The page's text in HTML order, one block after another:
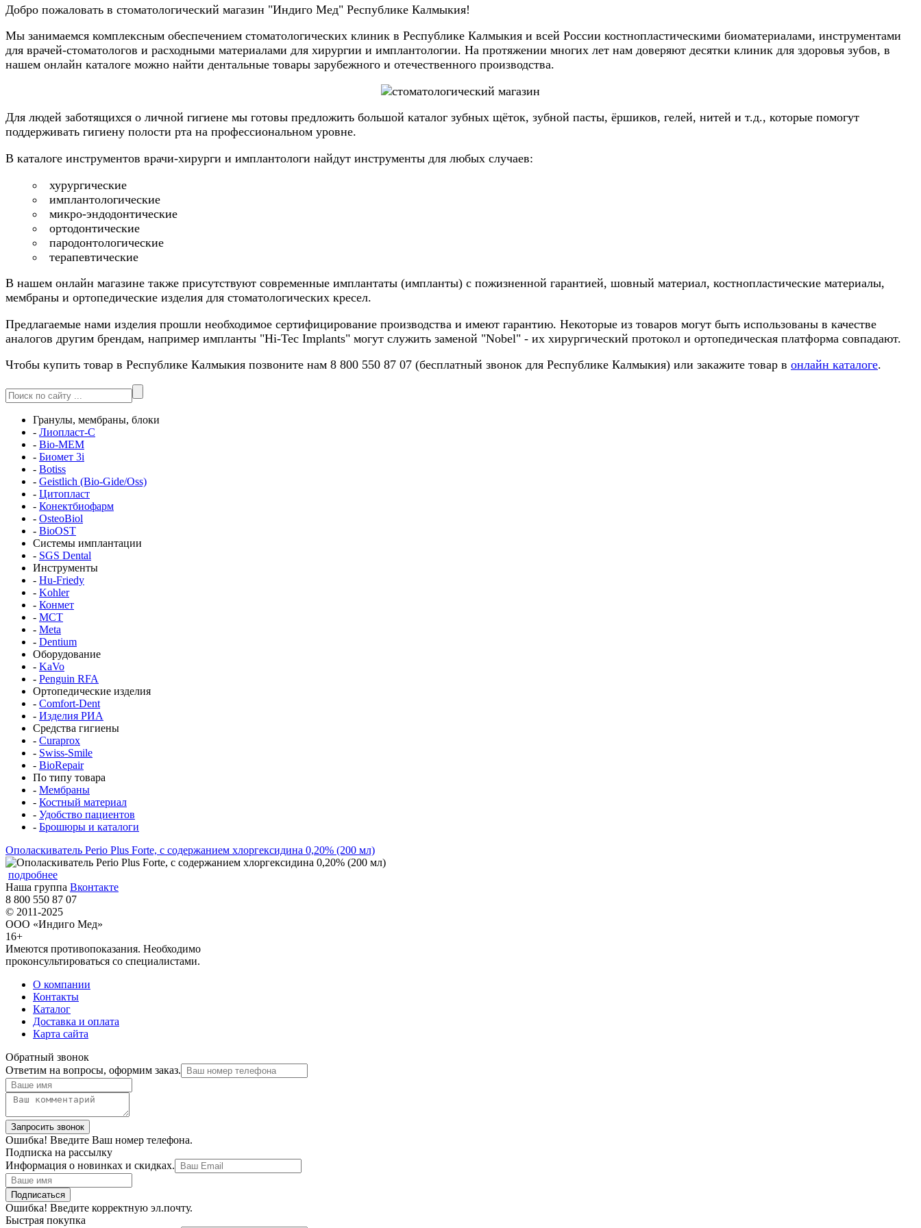
Добро пожаловать в стоматологический магазин "Индиго Мед" Республике Калмыкия!
Мы занимаемся комплексным обеспечением стоматологических клиник в Республике Калмыкия и всей России костнопластическими биоматериалами, инструментами
для врачей-стоматологов и расходными материалами для хирургии и имплантологии. На протяжении многих лет нам доверяют десятки клиник для здоровья зубов, в
нашем онлайн каталоге можно найти дентальные товары зарубежного и отечественного производства.
Для людей заботящихся о личной гигиене мы готовы предложить большой каталог зубных щёток, зубной пасты, ёршиков, гелей, нитей и т.д., которые помогут
поддерживать гигиену полости рта на профессиональном уровне.
В каталоге инструментов врачи-хирурги и имплантологи найдут инструменты для любых случаев:
хурургические
имплантологические
микро-эндодонтические
ортодонтические
пародонтологические
терапевтические
В нашем онлайн магазине также присутствуют современные имплантаты (импланты) с пожизненной гарантией, шовный материал, костнопластические материалы,
мембраны и ортопедические изделия для стоматологических кресел.
Предлагаемые нами изделия прошли необходимое сертифицирование производства и имеют гарантию. Некоторые из товаров могут быть использованы в качестве
аналогов другим брендам, например импланты "Hi-Tec Implants" могут служить заменой "Nobel" - их хирургический протокол и ортопедическая платформа совпадают.
Чтобы купить товар в Республике Калмыкия позвоните нам 8 800 550 87 07 (бесплатный звонок для Республике Калмыкия) или закажите товар в онлайн каталоге.
Гранулы, мембраны, блоки
- Лиопласт-С
- Bio-MEM
- Биомет 3i
- Botiss
- Geistlich (Bio-Gide/Oss)
- Цитопласт
- Конектбиофарм
- OsteoBiol
- BioOST
Системы имплантации
- SGS Dental
Инструменты
- Hu-Friedy
- Kohler
- Конмет
- MCT
- Meta
- Dentium
Оборудование
- KaVo
- Penguin RFA
Ортопедические изделия
- Comfort-Dent
- Изделия РИА
Средства гигиены
- Curaprox
- Swiss-Smile
- BioRepair
По типу товара
- Мембраны
- Костный материал
- Удобство пациентов
- Брошюры и каталоги
Ополаскиватель Perio Plus Forte, с содержанием хлоргексидина 0,20% (200 мл)
подробнее
Наша группа Вконтакте
8 800 550 87 07
© 2011-2025
ООО «Индиго Мед»
16+
Имеются противопоказания. Необходимо
проконсультироваться со специалистами.
О компании
Контакты
Каталог
Доставка и оплата
Карта сайта
Обратный звонок
Ответим на вопросы, оформим заказ.
Ошибка! Введите Ваш номер телефона.
Подписка на рассылку
Информация о новинках и скидках.
Ошибка! Введите корректную эл.почту.
Быстрая покупка